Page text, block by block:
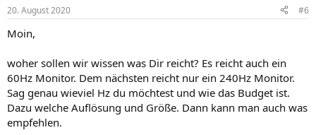
20. August 2020 #6
Moin,
woher sollen wir wissen was Dir reicht? Es reicht auch ein
60Hz Monitor. Dem nächsten reicht nur ein 240Hz Monitor.
Sag genau wieviel Hz du möchtest und wie das Budget ist.
Dazu welche Auflösung und Größe. Dann kann man auch was
empfehlen.